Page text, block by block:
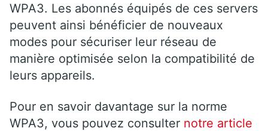
WPA3. Les abonnés équipés de ces servers
peuvent ainsi bénéficier de nouveaux
modes pour sécuriser leur réseau de
manière optimisée selon la compatibilité de
leurs appareils.
Pour en savoir davantage sur la norme
WPA3, vous pouvez consulter notre article